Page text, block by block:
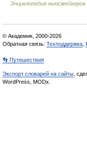
Энциклопедия ньюсмейкеров
© Академик, 2000-2026
Обратная связь: Техподдержка
👣 Путешествия
Экспорт словарей на сайты ,
WordPress, MODx.